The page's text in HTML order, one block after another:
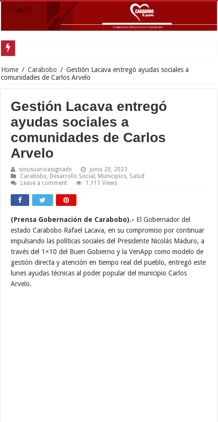
Home / Carabobo / Gestión Lacava entregó ayudas sociales a
comunidades de Carlos Arvelo
Gestión Lacava entregó
ayudas sociales a
comunidades de Carlos
Arvelo
sinusuarioasignado
junio 20, 2023
Carabobo Desarrollo Social Municipios Salud
Leave a comment
1,111 Views
(Prensa Gobernación de Carabobo).- El Gobernador del
estado Carabobo Rafael Lacava, en su compromiso por continuar
impulsando las políticas sociales del Presidente Nicolás Maduro, a
través del 1×10 del Buen Gobierno y la VenApp como modelo de
gestión directa y atención en tiempo real del pueblo, entregó este
lunes ayudas técnicas al poder popular del municipio Carlos
Arvelo.